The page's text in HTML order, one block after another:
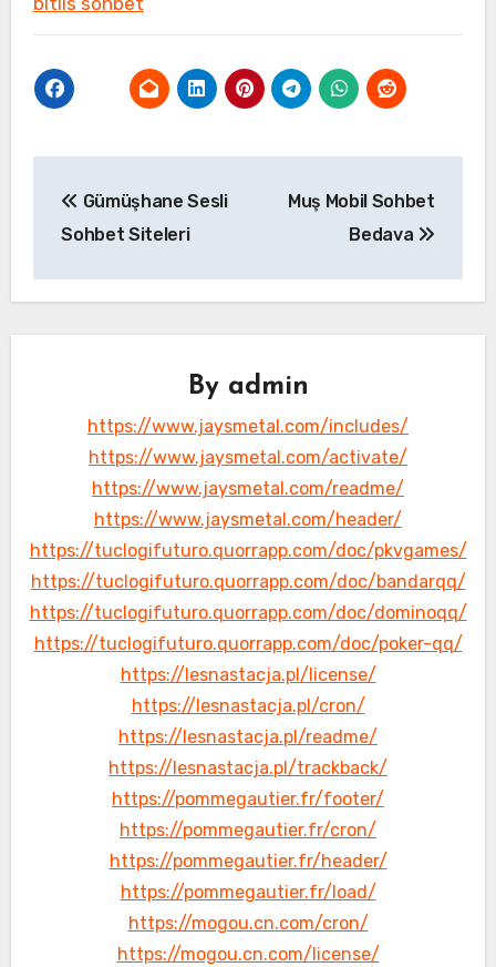
gezinmesi
Gümüşhane Sesli
Sohbet Siteleri
Muş Mobil Sohbet
Bedava
By admin
https://www.jaysmetal.com/includes/
https://www.jaysmetal.com/activate/
https://www.jaysmetal.com/readme/
https://www.jaysmetal.com/header/
https://tuclogifuturo.quorrapp.com/doc/pkvgames/
https://tuclogifuturo.quorrapp.com/doc/bandarqq/
https://tuclogifuturo.quorrapp.com/doc/dominoqq/
https://tuclogifuturo.quorrapp.com/doc/poker-qq/
https://lesnastacja.pl/license/
https://lesnastacja.pl/cron/
https://lesnastacja.pl/readme/
https://lesnastacja.pl/trackback/
https://pommegautier.fr/footer/
https://pommegautier.fr/cron/
https://pommegautier.fr/header/
https://pommegautier.fr/load/
https://mogou.cn.com/cron/
https://mogou.cn.com/license/